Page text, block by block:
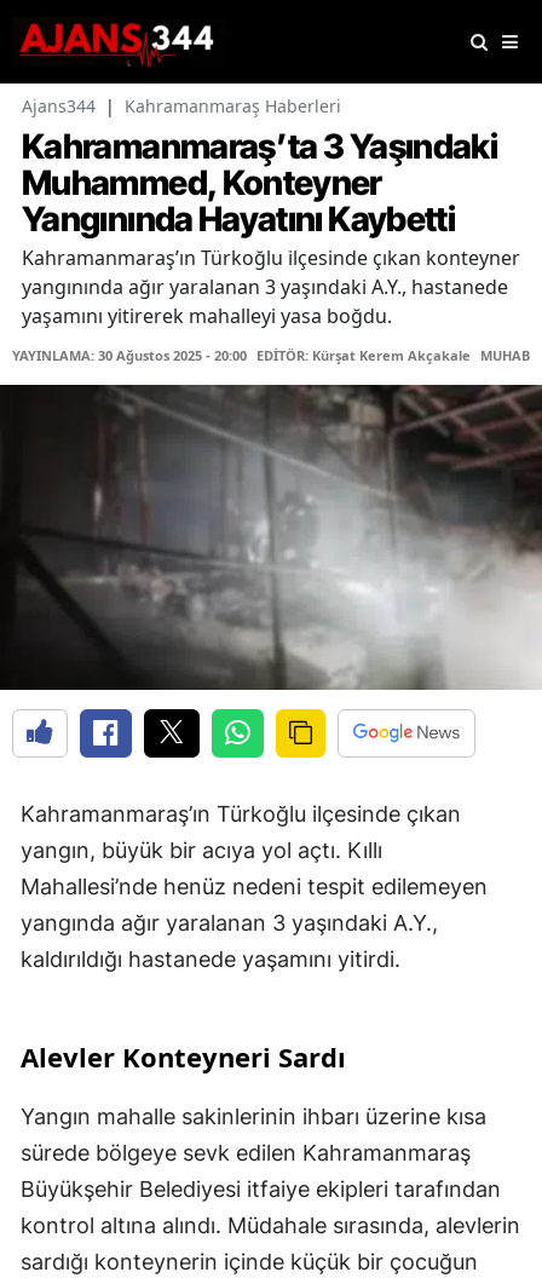
Ajans344 | Kahramanmaraş Haberleri
Kahramanmaraş’ta 3 Yaşındaki
Muhammed, Konteyner
Yangınında Hayatını Kaybetti
Kahramanmaraş’ın Türkoğlu ilçesinde çıkan konteyner
yangınında ağır yaralanan 3 yaşındaki A.Y., hastanede
yaşamını yitirerek mahalleyi yasa boğdu.
YAYINLAMA: 30 Ağustos 2025 - 20:00 EDİTÖR: Kürşat Kerem Akçakale
Kahramanmaraş’ın Türkoğlu ilçesinde çıkan
yangın, büyük bir acıya yol açtı. Kıllı
Mahallesi’nde henüz nedeni tespit edilemeyen
yangında ağır yaralanan 3 yaşındaki A.Y.,
kaldırıldığı hastanede yaşamını yitirdi.
Alevler Konteyneri Sardı
Yangın mahalle sakinlerinin ihbarı üzerine kısa
sürede bölgeye sevk edilen Kahramanmaraş
Büyükşehir Belediyesi itfaiye ekipleri tarafından
kontrol altına alındı. Müdahale sırasında, alevlerin
sardığı konteynerin içinde küçük bir çocuğun